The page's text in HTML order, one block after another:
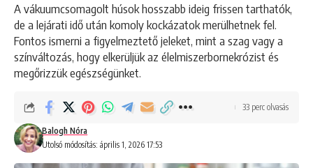
A vákuumcsomagolt húsok hosszabb ideig frissen tarthatók,
de a lejárati idő után komoly kockázatok merülhetnek fel.
Fontos ismerni a figyelmeztető jeleket, mint a szag vagy a
színváltozás, hogy elkerüljük az élelmiszerbornekrózist és
megőrizzük egészségünket.
Utolsó módosítás: április 1, 2026 17:53
Balogh Nóra
33 perc olvasás